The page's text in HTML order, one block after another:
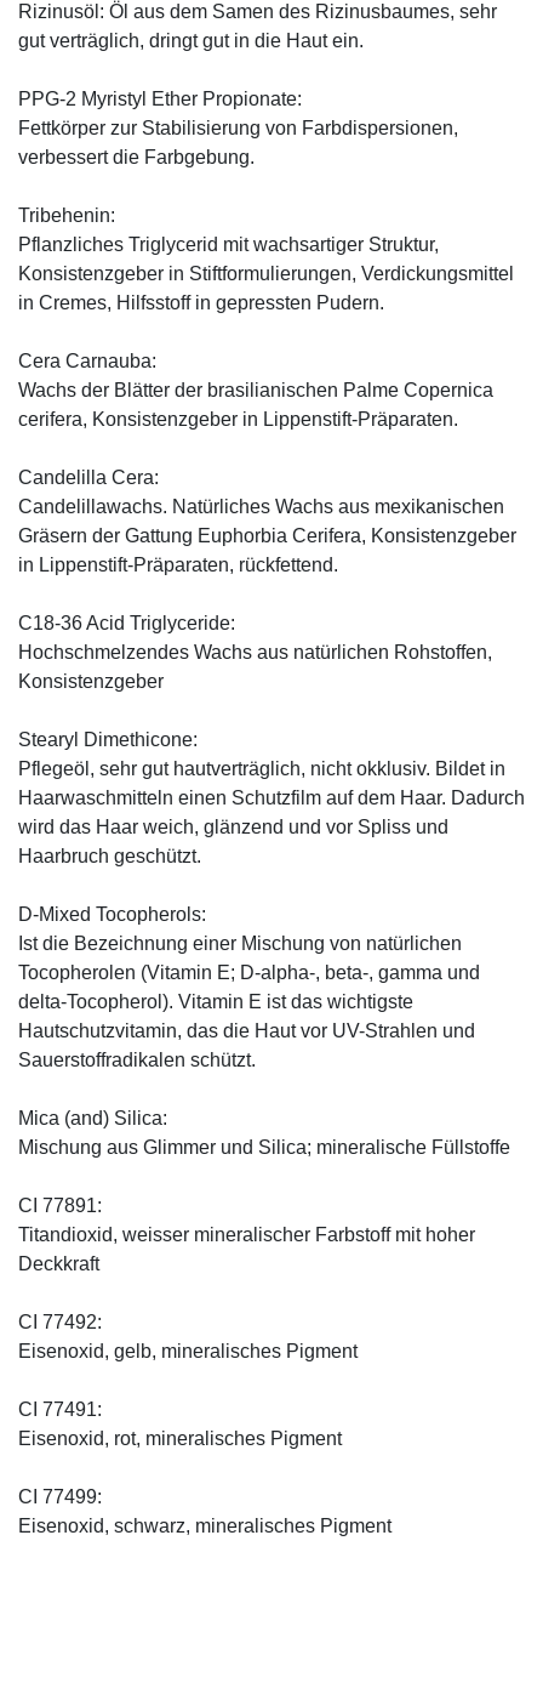
Rizinusöl: Öl aus dem Samen des Rizinusbaumes, sehr
gut verträglich, dringt gut in die Haut ein.
PPG-2 Myristyl Ether Propionate:
Fettkörper zur Stabilisierung von Farbdispersionen,
verbessert die Farbgebung.
Tribehenin:
Pflanzliches Triglycerid mit wachsartiger Struktur,
Konsistenzgeber in Stiftformulierungen, Verdickungsmittel
in Cremes, Hilfsstoff in gepressten Pudern.
Cera Carnauba:
Wachs der Blätter der brasilianischen Palme Copernica
cerifera, Konsistenzgeber in Lippenstift-Präparaten.
Candelilla Cera:
Candelillawachs. Natürliches Wachs aus mexikanischen
Gräsern der Gattung Euphorbia Cerifera, Konsistenzgeber
in Lippenstift-Präparaten, rückfettend.
C18-36 Acid Triglyceride:
Hochschmelzendes Wachs aus natürlichen Rohstoffen,
Konsistenzgeber
Stearyl Dimethicone:
Pflegeöl, sehr gut hautverträglich, nicht okklusiv. Bildet in
Haarwaschmitteln einen Schutzfilm auf dem Haar. Dadurch
wird das Haar weich, glänzend und vor Spliss und
Haarbruch geschützt.
D-Mixed Tocopherols:
Ist die Bezeichnung einer Mischung von natürlichen
Tocopherolen (Vitamin E; D-alpha-, beta-, gamma und
delta-Tocopherol). Vitamin E ist das wichtigste
Hautschutzvitamin, das die Haut vor UV-Strahlen und
Sauerstoffradikalen schützt.
Mica (and) Silica:
Mischung aus Glimmer und Silica; mineralische Füllstoffe
CI 77891:
Titandioxid, weisser mineralischer Farbstoff mit hoher
Deckkraft
CI 77492:
Eisenoxid, gelb, mineralisches Pigment
CI 77491:
Eisenoxid, rot, mineralisches Pigment
CI 77499:
Eisenoxid, schwarz, mineralisches Pigment